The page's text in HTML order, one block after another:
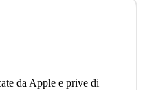
da Apple e prive di